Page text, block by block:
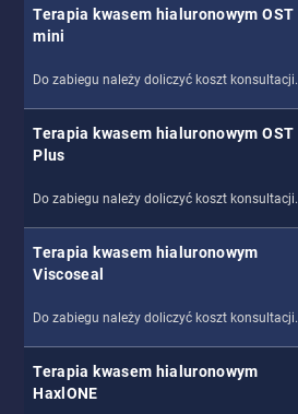
Terapia kwasem hialuronowym OST
mini
Do zabiegu należy doliczyć koszt konsultacji.
Terapia kwasem hialuronowym OST
Plus
Do zabiegu należy doliczyć koszt konsultacji.
Terapia kwasem hialuronowym
Viscoseal
Do zabiegu należy doliczyć koszt konsultacji.
Terapia kwasem hialuronowym
HaxlONE